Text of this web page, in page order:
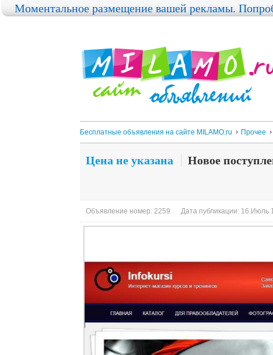
Бесплатные объявления на сайте MILAMO.ru Прочее
Цена не указана Новое
Объявление номер: 2259 Дата публикации: 16.Июль
Моментальное размещение вашей рекламы.